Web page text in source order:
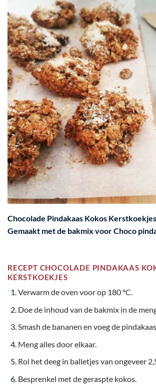
Chocolade Pindakaas Kokos Kerstkoekjes
Gemaakt met de bakmix voor Choco
RECEPT CHOCOLADE PINDAKAAS
KERSTKOEKJES
Verwarm de oven voor op 180 °C.
Doe de inhoud van de bakmix in de
Smash de bananen en voeg de
Meng alles door elkaar.
Rol het deeg in balletjes van ongeveer
Besprenkel met de geraspte kokos.